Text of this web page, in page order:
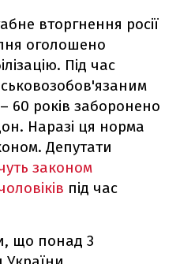
вторгнення росії
оголошено
Під час
– 60 років заборонено
Наразі ця норма
Депутати
законом
під час
що понад 3